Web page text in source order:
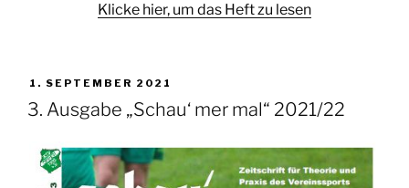
Klicke hier, um das Heft zu lesen
VERÖFFENTLICHT
AM
1. SEPTEMBER 2021
3. Ausgabe „Schau‘ mer mal“ 2021/22